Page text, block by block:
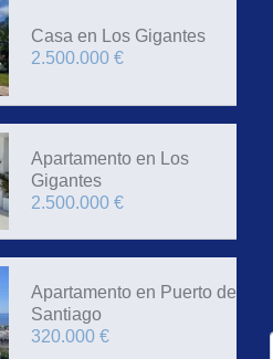
Casa en Los Gigantes
2.500.000 €
Apartamento en Los
Gigantes
2.500.000 €
Apartamento en Puerto de
Santiago
320.000 €